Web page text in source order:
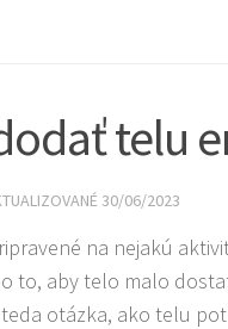
telu
30/06/2023
na nejakú
to, aby telo malo
otázka, ako telu